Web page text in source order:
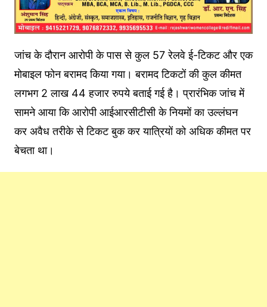
जांच के दौरान आरोपी के पास से कुल 57 रेलवे ई-टिकट और एक
मोबाइल फोन बरामद किया गया। बरामद टिकटों की कुल कीमत
लगभग 2 लाख 44 हजार रुपये बताई गई है। प्रारंभिक जांच में
सामने आया कि आरोपी आईआरसीटीसी के नियमों का उल्लंघन
कर अवैध तरीके से टिकट बुक कर यात्रियों को अधिक कीमत पर
बेचता था।